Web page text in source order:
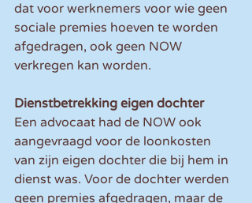
dat voor werknemers voor wie geen
sociale premies hoeven te worden
afgedragen, ook geen NOW
verkregen kan worden.
Dienstbetrekking eigen dochter
Een advocaat had de NOW ook
aangevraagd voor de loonkosten
van zijn eigen dochter die bij hem in
dienst was. Voor de dochter werden
geen premies afgedragen, maar de